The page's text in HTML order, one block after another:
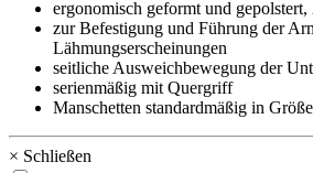
ergonomisch geformt und
zur Befestigung und Führung der
Lähmungserscheinungen
seitliche Ausweichbewegung der
serienmäßig mit Quergriff
Manschetten standardmäßig in
× Schließen